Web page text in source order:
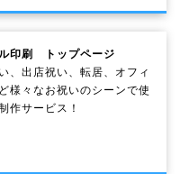
印刷 トップページ
、出店祝い、転居、オフィ
様々なお祝いのシーンで使
作サービス！